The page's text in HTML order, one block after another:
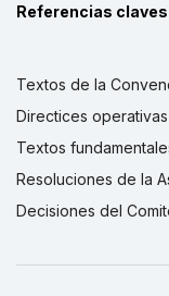
Referencias claves
Textos de la
Directices operativas
Textos
Resoluciones de la
Decisiones del